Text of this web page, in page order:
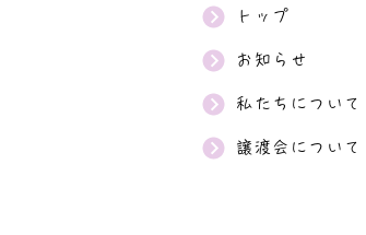
トップ
お知らせ
私たちについて
譲渡会について